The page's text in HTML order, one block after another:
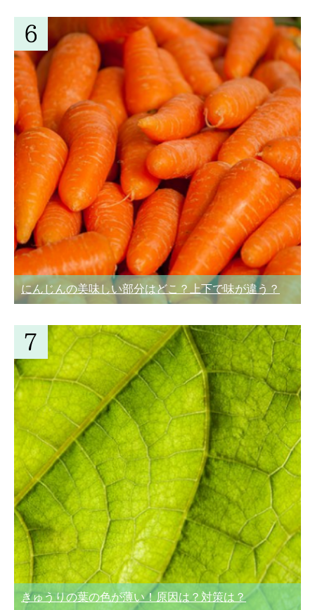
にんじんの美味しい部分はどこ？上下で味が違う？
きゅうりの葉の色が薄い！原因は？対策は？